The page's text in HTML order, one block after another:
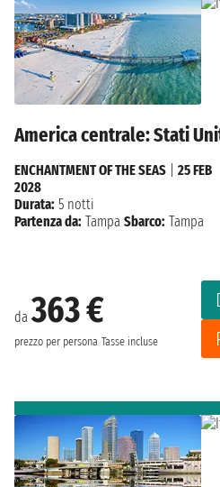
America centrale: Stati
da363 €
prezzo per persona Tasse incluse
ENCHANTMENT OF THE SEAS
25 FEB
2028
Durata: 5 notti
Partenza da: Tampa Sbarco: Tampa